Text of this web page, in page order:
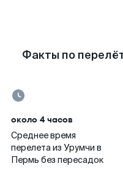
Факты по
около 4 часов
Среднее время
перелета из Урумчи в
Пермь без пересадок